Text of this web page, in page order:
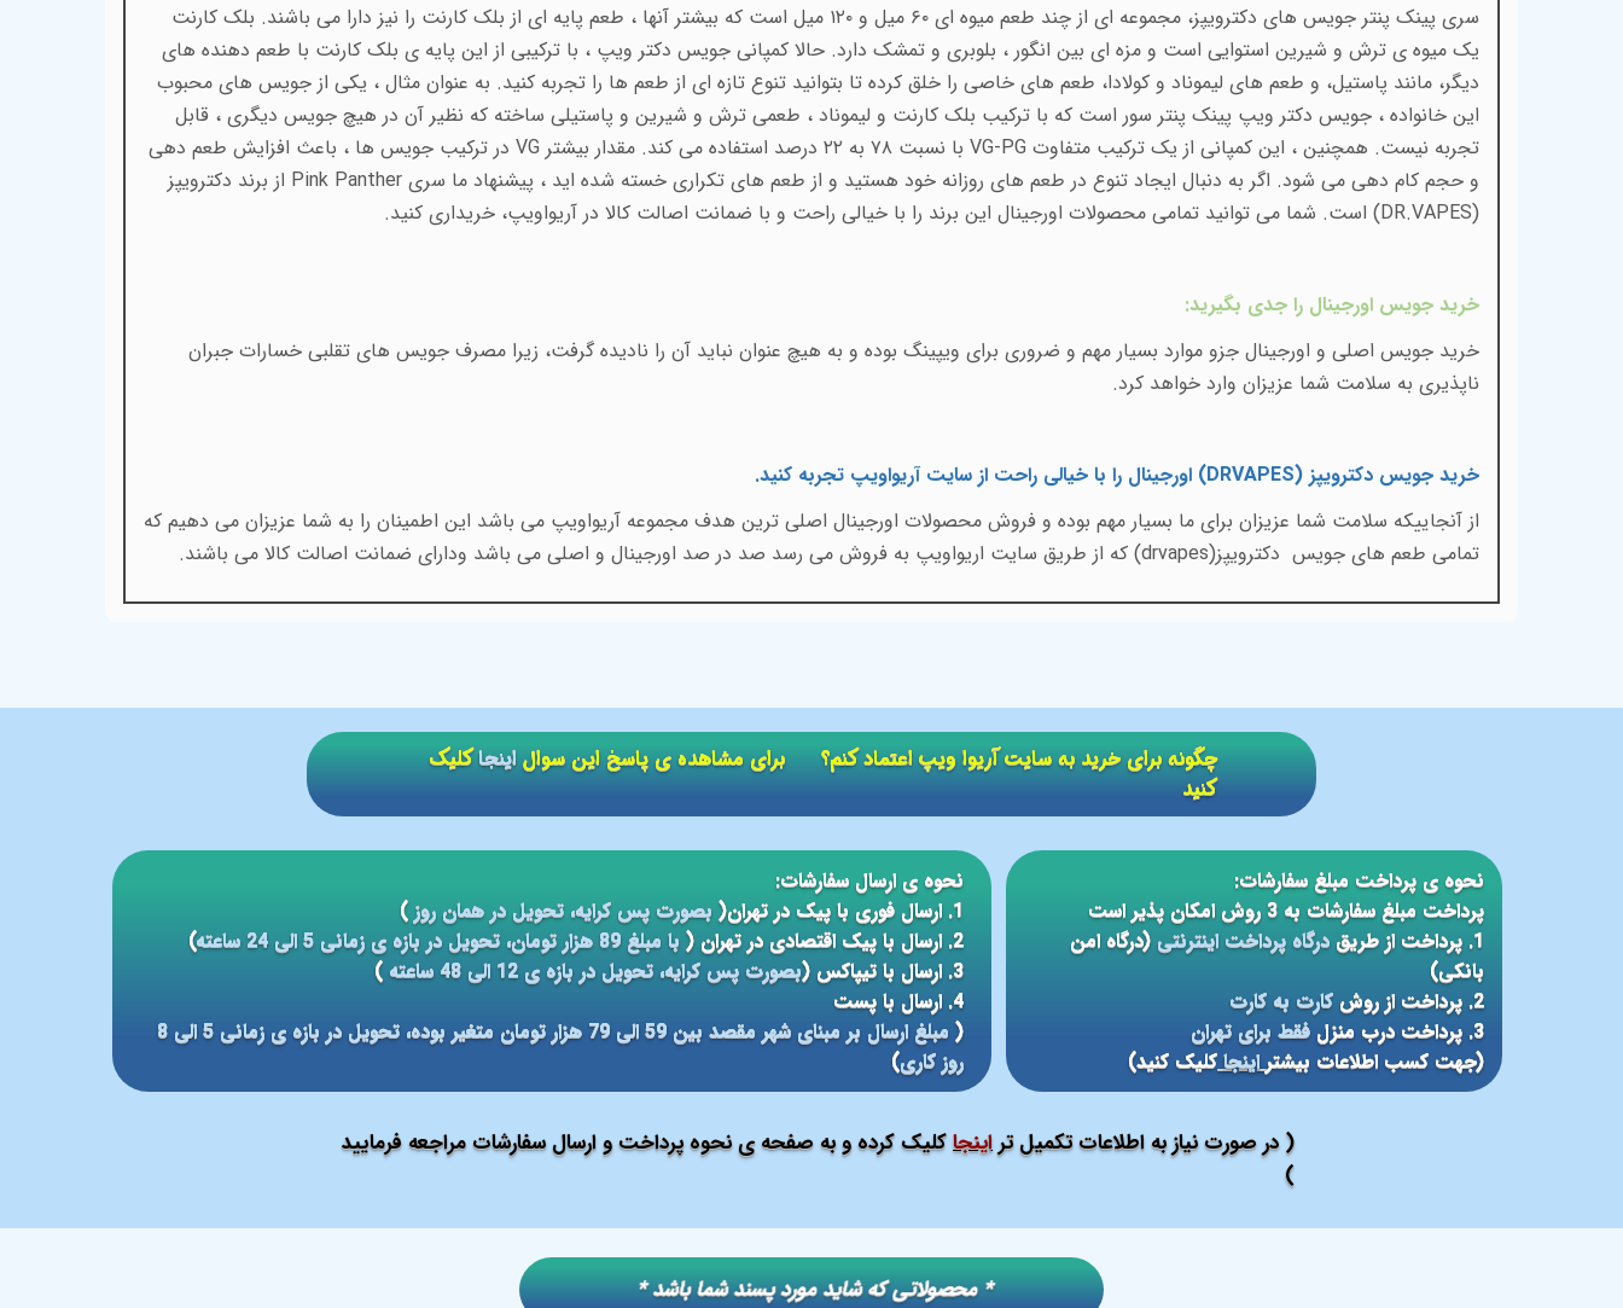
سری پینک پنتر جویس های دکترویپز، مجموعه ای از چند طعم میوه ای ۶۰ میل و ۱۲۰ میل است که بیشتر آنها ، طعم پایه ای از بلک کارنت را نیز دارا می باشند. بلک کارنت
یک میوه ی ترش و شیرین استوایی است و مزه ای بین انگور ، بلوبری و تمشک دارد. حالا کمپانی جویس دکتر ویپ ، با ترکیبی از این پایه ی بلک کارنت با طعم دهنده های
دیگر، مانند پاستیل، و طعم های لیموناد و کولادا، طعم های خاصی را خلق کرده تا بتوانید تنوع تازه ای از طعم ها را تجربه کنید. به عنوان مثال ، یکی از جویس های محبوب
این خانواده ، جویس دکتر ویپ پینک پنتر سور است که با ترکیب بلک کارنت و لیموناد ، طعمی ترش و شیرین و پاستیلی ساخته که نظیر آن در هیچ جویس دیگری ، قابل
تجربه نیست. همچنین ، این کمپانی از یک ترکیب متفاوت VG-PG با نسبت ۷۸ به ۲۲ درصد استفاده می کند. مقدار بیشتر VG در ترکیب جویس ها ، باعث افزایش طعم دهی
و حجم کام دهی می شود. اگر به دنبال ایجاد تنوع در طعم های روزانه خود هستید و از طعم های تکراری خسته شده اید ، پیشنهاد ما سری Pink Panther از برند دکترویپز
(
DR.VAPES) است. شما می توانید تمامی محصولات اورجینال این برند را با خیالی راحت و با ضمانت اصالت کالا در آریواویپ، خریداری کنید.
خرید جویس اورجینال را جدی بگیرید:
خرید جویس اصلی و اورجینال جزو موارد بسیار مهم و ضروری برای ویپینگ بوده و به هیچ عنوان نباید آن را نادیده گرفت، زیرا مصرف جویس های تقلبی خسارات جبران
ناپذیری به سلامت شما عزیزان وارد خواهد کرد.
خرید جویس دکترویپز (DRVAPES) اورجینال را با خیالی راحت از سایت آریواویپ تجربه کنید.
از آنجاییکه سلامت شما عزیزان برای ما بسیار مهم بوده و فروش محصولات اورجینال اصلی ترین هدف مجموعه آریواویپ می باشد این اطمینان را به شما عزیزان می دهیم که
تمامی طعم های جویس دکترویپز(drvapes) که از طریق سایت اریواویپ به فروش می رسد صد در صد اورجینال و اصلی می باشد ودارای ضمانت اصالت کالا می باشند.
( در صورت نیاز به اطلاعات تکمیل تراینجاکلیک کرده و به صفحه ی نحوه پرداخت و ارسال سفارشات مراجعه فرمایید
)
نحوه ی پرداخت مبلغ سفارشات:
پرداخت مبلغ سفارشات به 3 روش امکان پذیر است
1. پرداخت از طریق
درگاه پرداخت اینترنتی(درگاه امن
بانکی)
2. پرداخت از روش
کارت به کارت
3. پرداخت درب منزل
فقط برای تهران
(جهت کسب اطلاعات بیشتر اینجا کلیک کنید)
نحوه ی ارسال سفارشات:
1. ارسال فوری با پیک در تهران(
بصورت پس کرایه، تحویل در همان روز)
2. ارسال با پیک اقتصادی در تهران (
با مبلغ 89 هزار تومان، تحویل در بازه ی زمانی 5 الی 24 ساعته
)
3. ارسال با تیپاکس (
بصورت پس کرایه، تحویل در بازه ی 12 الی 48 ساعته
)
4. ارسال با پست
(
مبلغ ارسال بر مبنای شهر مقصد بین 59 الی 79 هزار تومان متغیر بوده، تحویل در بازه ی زمانی 5 الی 8
روز کاری)
​​چگونه برای خرید به سایت آریوا ویپ اعتماد کنم؟ برای مشاهده ی پاسخ این سوالاینجاکلیک
کنید
​​* محصولاتی که شاید مورد پسند شما باشد *